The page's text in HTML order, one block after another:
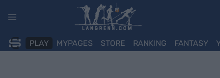
PLAY MYPAGES STORE RANKING FANTASY